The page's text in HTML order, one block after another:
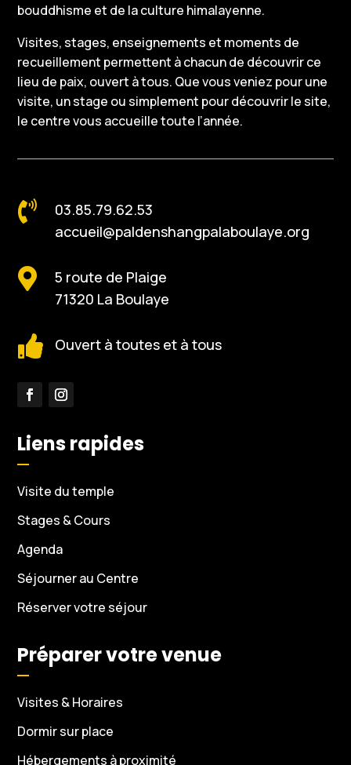
bouddhisme et de la culture himalayenne.
Visites, stages, enseignements et moments de
recueillement permettent à chacun de découvrir ce
lieu de paix, ouvert à tous. Que vous veniez pour une
visite, un stage ou simplement pour découvrir le site,
le centre vous accueille toute l’année.

03.85.79.62.53
accueil@paldenshangpalaboulaye.org

5 route de Plaige
71320 La Boulaye
 Ouvert à toutes et à tous
Liens rapides
Visite du temple
Stages & Cours
Agenda
Séjourner au Centre
Réserver votre séjour
Préparer votre venue
Visites & Horaires
Dormir sur place
Hébergements à proximité